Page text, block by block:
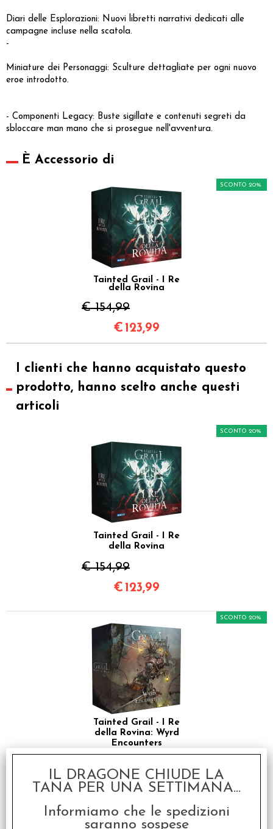
Diari delle Esplorazioni: Nuovi libretti narrativi dedicati alle
campagne incluse nella scatola.
-
Miniature dei Personaggi: Sculture dettagliate per ogni nuovo
eroe introdotto.
- Componenti Legacy: Buste sigillate e contenuti segreti da
sbloccare man mano che si prosegue nell'avventura.
È Accessorio di
Tainted Grail - I Re
della Rovina
€ 154,99
SCONTO 20%
€ 123,99
I clienti che hanno acquistato questo
prodotto, hanno scelto anche questi
articoli
Tainted Grail - I Re
della Rovina
€ 154,99
SCONTO 20%
€ 123,99
Tainted Grail - I Re
della Rovina: Wyrd
Encounters
SCONTO 20%
€79,99
SCONTO 20%
IL DRAGONE CHIUDE LA
TANA PER UNA SETTIMANA...
Informiamo che le spedizioni
saranno sospese